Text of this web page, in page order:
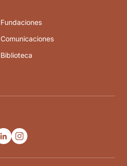
Fundaciones
Comunicaciones
Biblioteca